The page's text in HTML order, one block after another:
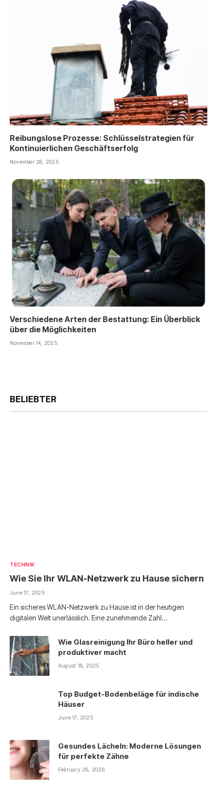
Reibungslose Prozesse: Schlüsselstrategien für
Kontinuierlichen Geschäftserfolg
November 28, 2025
Verschiedene Arten der Bestattung: Ein Überblick
über die Möglichkeiten
November 14, 2025
BELIEBTER
TECHNIK
Wie Sie Ihr WLAN-Netzwerk zu Hause sichern
June 17, 2025
Ein sicheres WLAN-Netzwerk zu Hause ist in der heutigen
digitalen Welt unerlässlich. Eine zunehmende Zahl…
Wie Glasreinigung Ihr Büro heller und
produktiver macht
August 18, 2025
Top Budget-Bodenbeläge für indische
Häuser
June 17, 2025
Gesundes Lächeln: Moderne Lösungen
für perfekte Zähne
February 26, 2026